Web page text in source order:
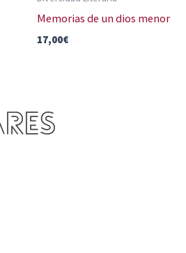
Memorias de un dios menor
17,00€